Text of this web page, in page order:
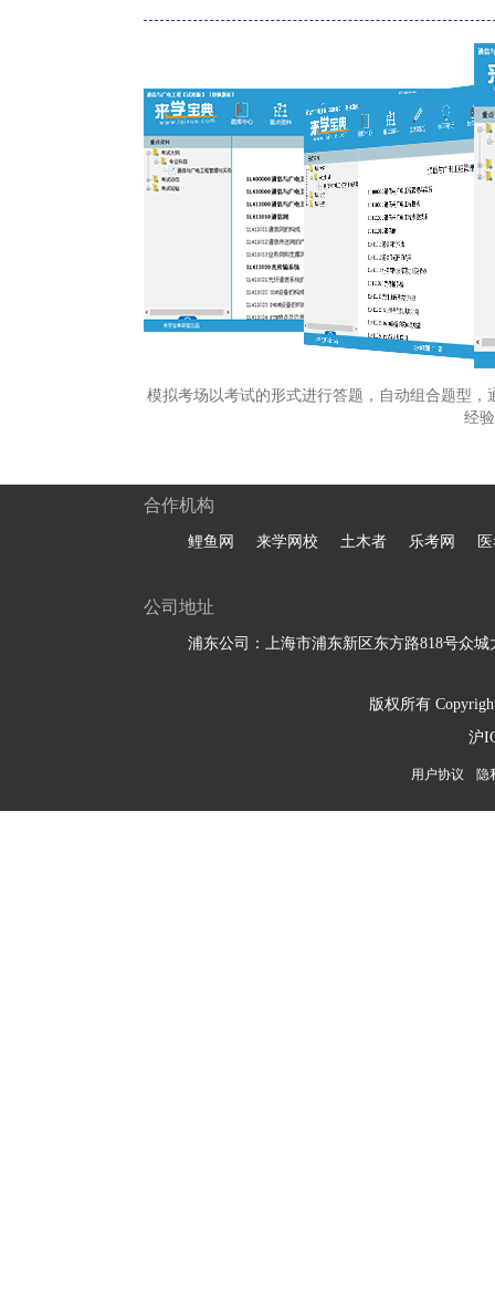
模拟考场以考试的形式进行答题，自动组合题型
经
合作机构
鲤鱼网 来学网校 土木者 乐考网
公司地址
浦东公司：上海市浦东新区东方路818号众城
版权所有
沪
用户协议 隐